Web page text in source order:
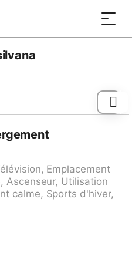
km, ferry-boat "Chastè"
Emplacement
Ascenseur, Utilisation
calme, Sports d'hiver,